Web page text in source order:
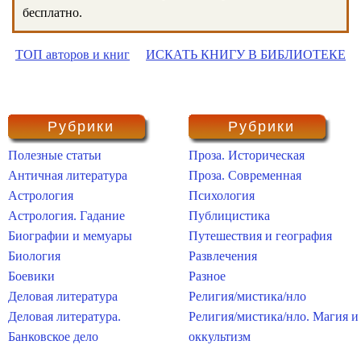
бесплатно.
ТОП авторов и книг ИСКАТЬ КНИГУ В БИБЛИОТЕКЕ
Рубрики
Полезные статьи
Античная литература
Астрология
Астрология. Гадание
Биографии и мемуары
Биология
Боевики
Деловая литература
Деловая литература.
Банковское дело
Рубрики
Проза. Историческая
Проза. Современная
Психология
Публицистика
Путешествия и география
Развлечения
Разное
Религия/мистика/нло
Религия/мистика/нло. Магия и
оккультизм